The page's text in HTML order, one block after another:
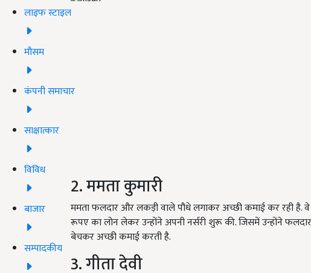
लाइफ स्टाइल
मौसम
कंपनी समाचार
साक्षात्कार
विविध
बाजार
सम्पादकीय
2. ममता कुमारी
ममता फलदार और लकड़ी वाले पौधे लगाकर अच्छी कमाई कर रही है.
रूपए का लोन लेकर उन्होंने अपनी नर्सरी शुरू की. जिसमें उन्होंने
बेचकर अच्छी कमाई करती है.
3. गीता देवी